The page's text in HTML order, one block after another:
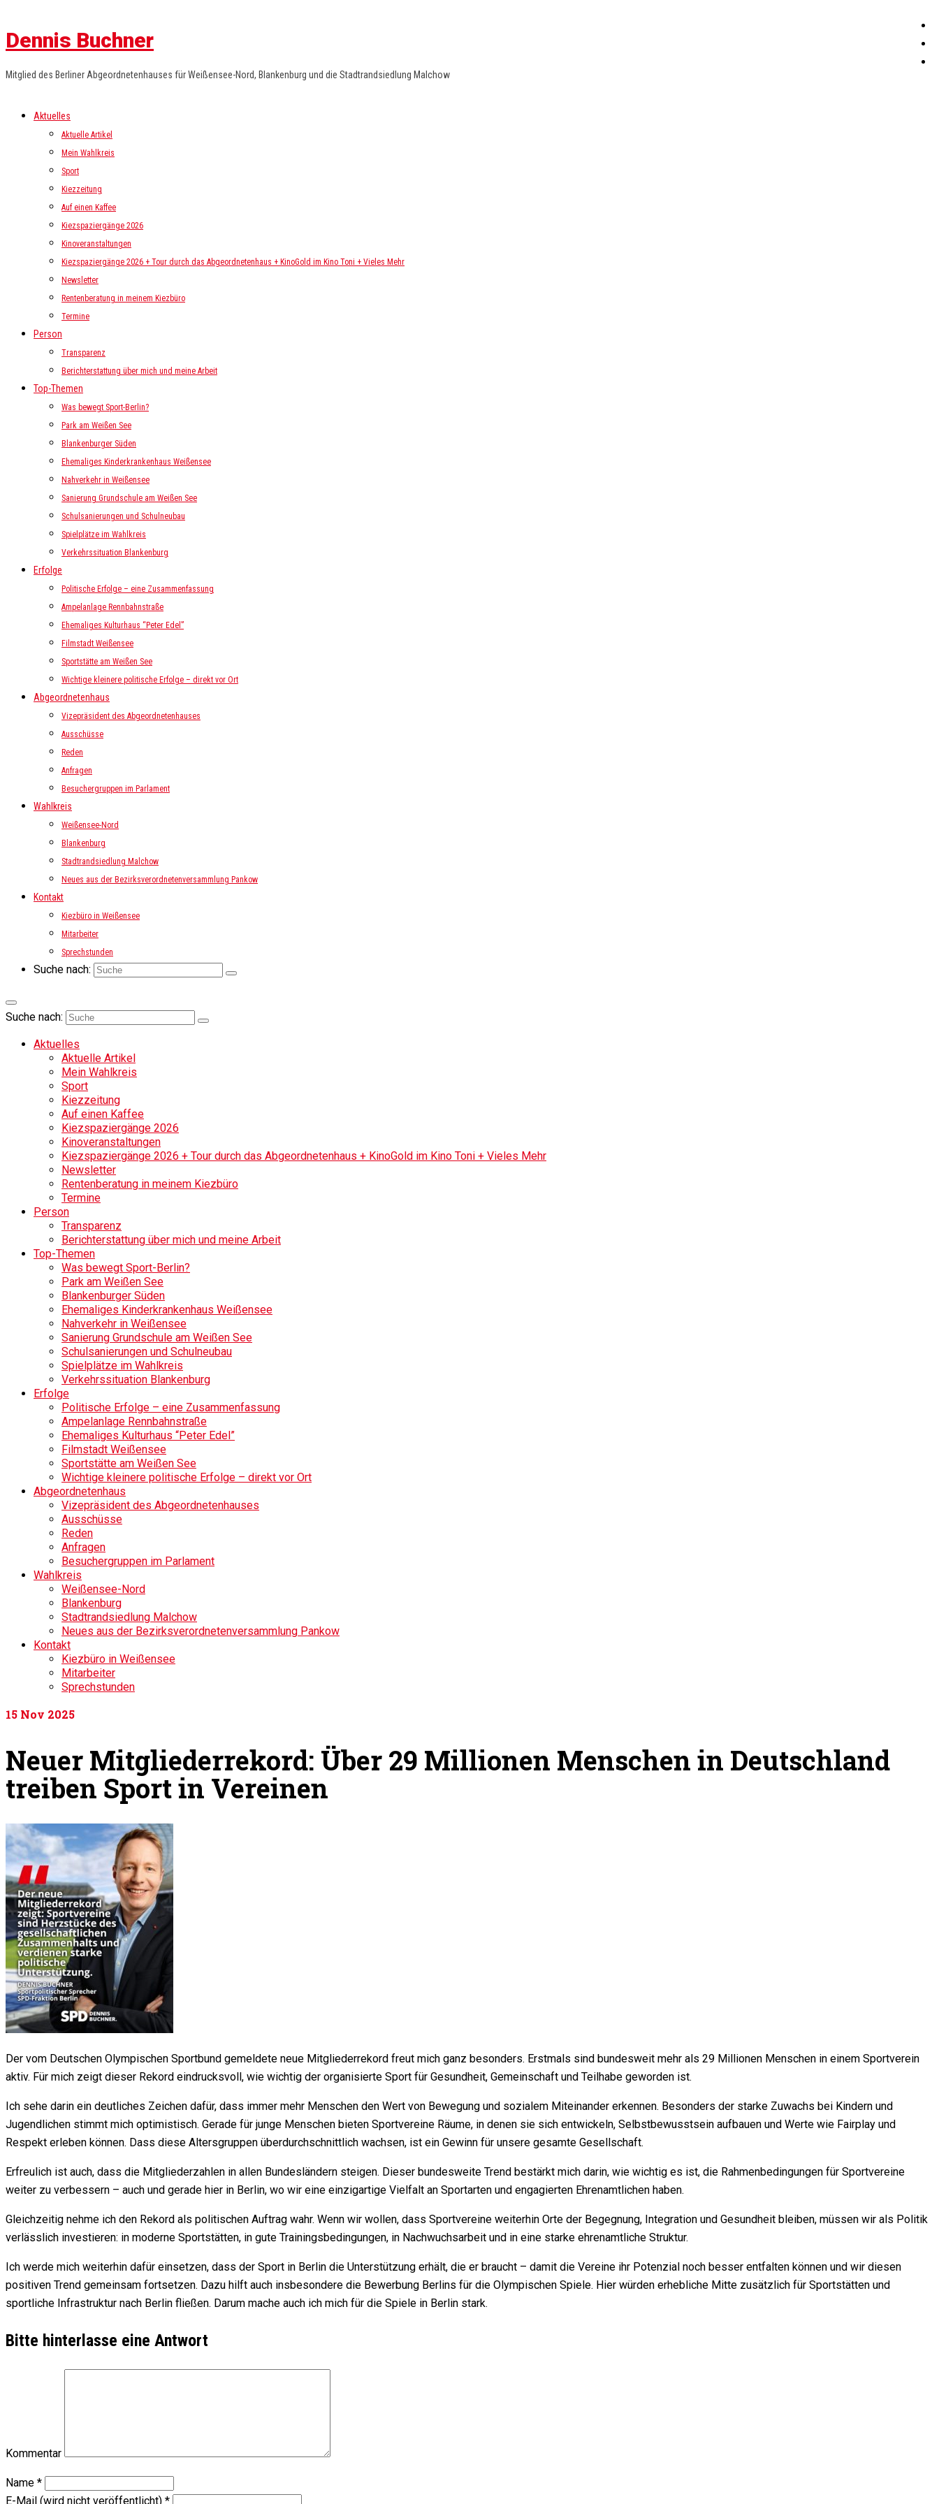
Dennis Buchner
Mitglied des Berliner Abgeordnetenhauses für Weißensee-Nord, Blankenburg und die Stadtrandsiedlung Malchow
Aktuelles
Aktuelle Artikel
Mein Wahlkreis
Sport
Kiezzeitung
Auf einen Kaffee
Kiezspaziergänge 2026
Kinoveranstaltungen
Kiezspaziergänge 2026 + Tour durch das Abgeordnetenhaus + KinoGold im Kino Toni + Vieles Mehr
Newsletter
Rentenberatung in meinem Kiezbüro
Termine
Person
Transparenz
Berichterstattung über mich und meine Arbeit
Top-Themen
Was bewegt Sport-Berlin?
Park am Weißen See
Blankenburger Süden
Ehemaliges Kinderkrankenhaus Weißensee
Nahverkehr in Weißensee
Sanierung Grundschule am Weißen See
Schulsanierungen und Schulneubau
Spielplätze im Wahlkreis
Verkehrssituation Blankenburg
Erfolge
Politische Erfolge – eine Zusammenfassung
Ampelanlage Rennbahnstraße
Ehemaliges Kulturhaus “Peter Edel”
Filmstadt Weißensee
Sportstätte am Weißen See
Wichtige kleinere politische Erfolge – direkt vor Ort
Abgeordnetenhaus
Vizepräsident des Abgeordnetenhauses
Ausschüsse
Reden
Anfragen
Besuchergruppen im Parlament
Wahlkreis
Weißensee-Nord
Blankenburg
Stadtrandsiedlung Malchow
Neues aus der Bezirksverordnetenversammlung Pankow
Kontakt
Kiezbüro in Weißensee
Mitarbeiter
Sprechstunden
Suche nach:
Suche nach:
Aktuelles
Aktuelle Artikel
Mein Wahlkreis
Sport
Kiezzeitung
Auf einen Kaffee
Kiezspaziergänge 2026
Kinoveranstaltungen
Kiezspaziergänge 2026 + Tour durch das Abgeordnetenhaus + KinoGold im Kino Toni + Vieles Mehr
Newsletter
Rentenberatung in meinem Kiezbüro
Termine
Person
Transparenz
Berichterstattung über mich und meine Arbeit
Top-Themen
Was bewegt Sport-Berlin?
Park am Weißen See
Blankenburger Süden
Ehemaliges Kinderkrankenhaus Weißensee
Nahverkehr in Weißensee
Sanierung Grundschule am Weißen See
Schulsanierungen und Schulneubau
Spielplätze im Wahlkreis
Verkehrssituation Blankenburg
Erfolge
Politische Erfolge – eine Zusammenfassung
Ampelanlage Rennbahnstraße
Ehemaliges Kulturhaus “Peter Edel”
Filmstadt Weißensee
Sportstätte am Weißen See
Wichtige kleinere politische Erfolge – direkt vor Ort
Abgeordnetenhaus
Vizepräsident des Abgeordnetenhauses
Ausschüsse
Reden
Anfragen
Besuchergruppen im Parlament
Wahlkreis
Weißensee-Nord
Blankenburg
Stadtrandsiedlung Malchow
Neues aus der Bezirksverordnetenversammlung Pankow
Kontakt
Kiezbüro in Weißensee
Mitarbeiter
Sprechstunden
15 Nov 2025
Neuer Mitgliederrekord: Über 29 Millionen Menschen in Deutschland
treiben Sport in Vereinen
Der vom Deutschen Olympischen Sportbund gemeldete neue Mitgliederrekord freut mich ganz besonders. Erstmals sind bundesweit mehr als 29 Millionen Menschen in einem Sportverein
aktiv. Für mich zeigt dieser Rekord eindrucksvoll, wie wichtig der organisierte Sport für Gesundheit, Gemeinschaft und Teilhabe geworden ist.
Ich sehe darin ein deutliches Zeichen dafür, dass immer mehr Menschen den Wert von Bewegung und sozialem Miteinander erkennen. Besonders der starke Zuwachs bei Kindern und
Jugendlichen stimmt mich optimistisch. Gerade für junge Menschen bieten Sportvereine Räume, in denen sie sich entwickeln, Selbstbewusstsein aufbauen und Werte wie Fairplay und
Respekt erleben können. Dass diese Altersgruppen überdurchschnittlich wachsen, ist ein Gewinn für unsere gesamte Gesellschaft.
Erfreulich ist auch, dass die Mitgliederzahlen in allen Bundesländern steigen. Dieser bundesweite Trend bestärkt mich darin, wie wichtig es ist, die Rahmenbedingungen für Sportvereine
weiter zu verbessern – auch und gerade hier in Berlin, wo wir eine einzigartige Vielfalt an Sportarten und engagierten Ehrenamtlichen haben.
Gleichzeitig nehme ich den Rekord als politischen Auftrag wahr. Wenn wir wollen, dass Sportvereine weiterhin Orte der Begegnung, Integration und Gesundheit bleiben, müssen wir als Politik
verlässlich investieren: in moderne Sportstätten, in gute Trainingsbedingungen, in Nachwuchsarbeit und in eine starke ehrenamtliche Struktur.
Ich werde mich weiterhin dafür einsetzen, dass der Sport in Berlin die Unterstützung erhält, die er braucht – damit die Vereine ihr Potenzial noch besser entfalten können und wir diesen
positiven Trend gemeinsam fortsetzen. Dazu hilft auch insbesondere die Bewerbung Berlins für die Olympischen Spiele. Hier würden erhebliche Mitte zusätzlich für Sportstätten und
sportliche Infrastruktur nach Berlin fließen. Darum mache auch ich mich für die Spiele in Berlin stark.
Bitte hinterlasse eine Antwort
Kommentar
Name *
E-Mail (wird nicht veröffentlicht) *